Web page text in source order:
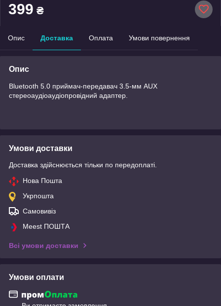
399 ₴
Опис Доставка Оплата Умови повернення
Опис
Bluetooth 5.0 приймач-передавач 3.5-мм AUX
стереоаудіоаудіопровідний адаптер.
Умови доставки
Доставка здійснюється тільки по передоплаті.
Нова Пошта
Укрпошта
Самовивіз
Meest ПОШТА
Всі умови доставки
Умови оплати